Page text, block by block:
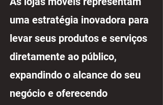
uma estratégia inovadora para
levar seus produtos e serviços
diretamente ao público,
expandindo o alcance do seu
negócio e oferecendo